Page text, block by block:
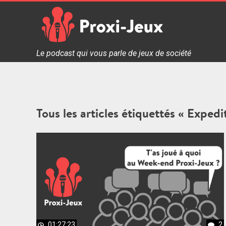
Proxi Jeux - Le podcast qui vous parle de jeux de
Le podcast qui vous parle de jeux de société
Tous les articles étiquettés «